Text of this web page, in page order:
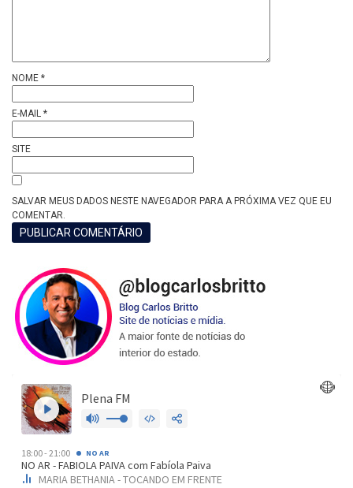
NOME *
E-MAIL *
SITE
SALVAR MEUS DADOS NESTE NAVEGADOR PARA A PRÓXIMA VEZ QUE EU
COMENTAR.